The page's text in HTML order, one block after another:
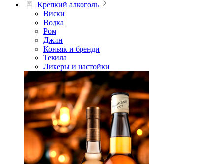
Крепкий алкоголь
Виски
Водка
Ром
Джин
Коньяк и бренди
Текила
Ликеры и настойки